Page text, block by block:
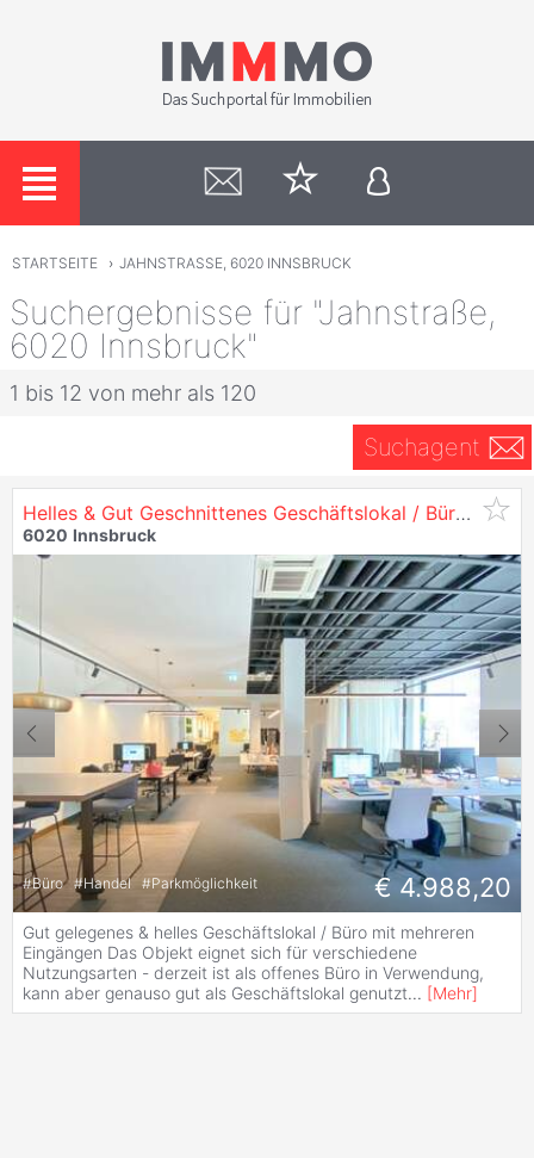
STARTSEITE › JAHNSTRASSE, 6020 INNSBRUCK
Suchergebnisse für "Jahnstraße,
6020 Innsbruck"
1 bis 12 von mehr als 120
Suchagent
Helles & Gut Geschnittenes Geschäftslokal / Büro - in
6020 Innsbruck
#Büro #Handel #Parkmöglichkeit € 4.988,20
Gut gelegenes & helles Geschäftslokal / Büro mit mehreren
Eingängen Das Objekt eignet sich für verschiedene
Nutzungsarten - derzeit ist als offenes Büro in Verwendung,
kann aber genauso gut als Geschäftslokal genutzt... [Mehr]